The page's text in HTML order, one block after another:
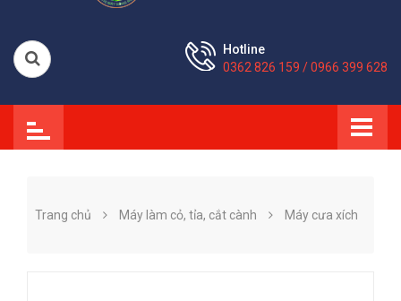
Hotline
0362 826 159 / 0966 399 628
Trang chủ Máy làm cỏ, tỉa, cắt cành Máy cưa xích